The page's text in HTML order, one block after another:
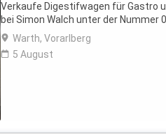
Verkaufe Digestifwagen für Gastro
bei Simon Walch unter der Nummer
Warth, Vorarlberg
5 August